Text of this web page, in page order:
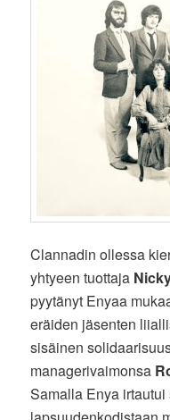
Clannadin ollessa
yhtyeen tuottaja
pyytänyt Enyaa
eräiden jäsenten
sisäinen
managerivaimonsa
Samalla Enya